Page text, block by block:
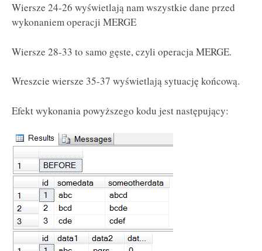
Wiersze 24-26 wyświetlają nam wszystkie dane przed
wykonaniem operacji MERGE
Wiersze 28-33 to samo gęste, czyli operacja MERGE.
Wreszcie wiersze 35-37 wyświetlają sytuację końcową.
Efekt wykonania powyższego kodu jest następujący: